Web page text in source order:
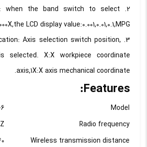
when the band switch to select
LCD display value:0.001,0.01,0.1,MPG.
Axis selection switch position,
selected. X:X workpiece coordinate
axis,1X:X axis mechanical coordinate.
Features:
Model
Radio frequency
Wireless transmission distance